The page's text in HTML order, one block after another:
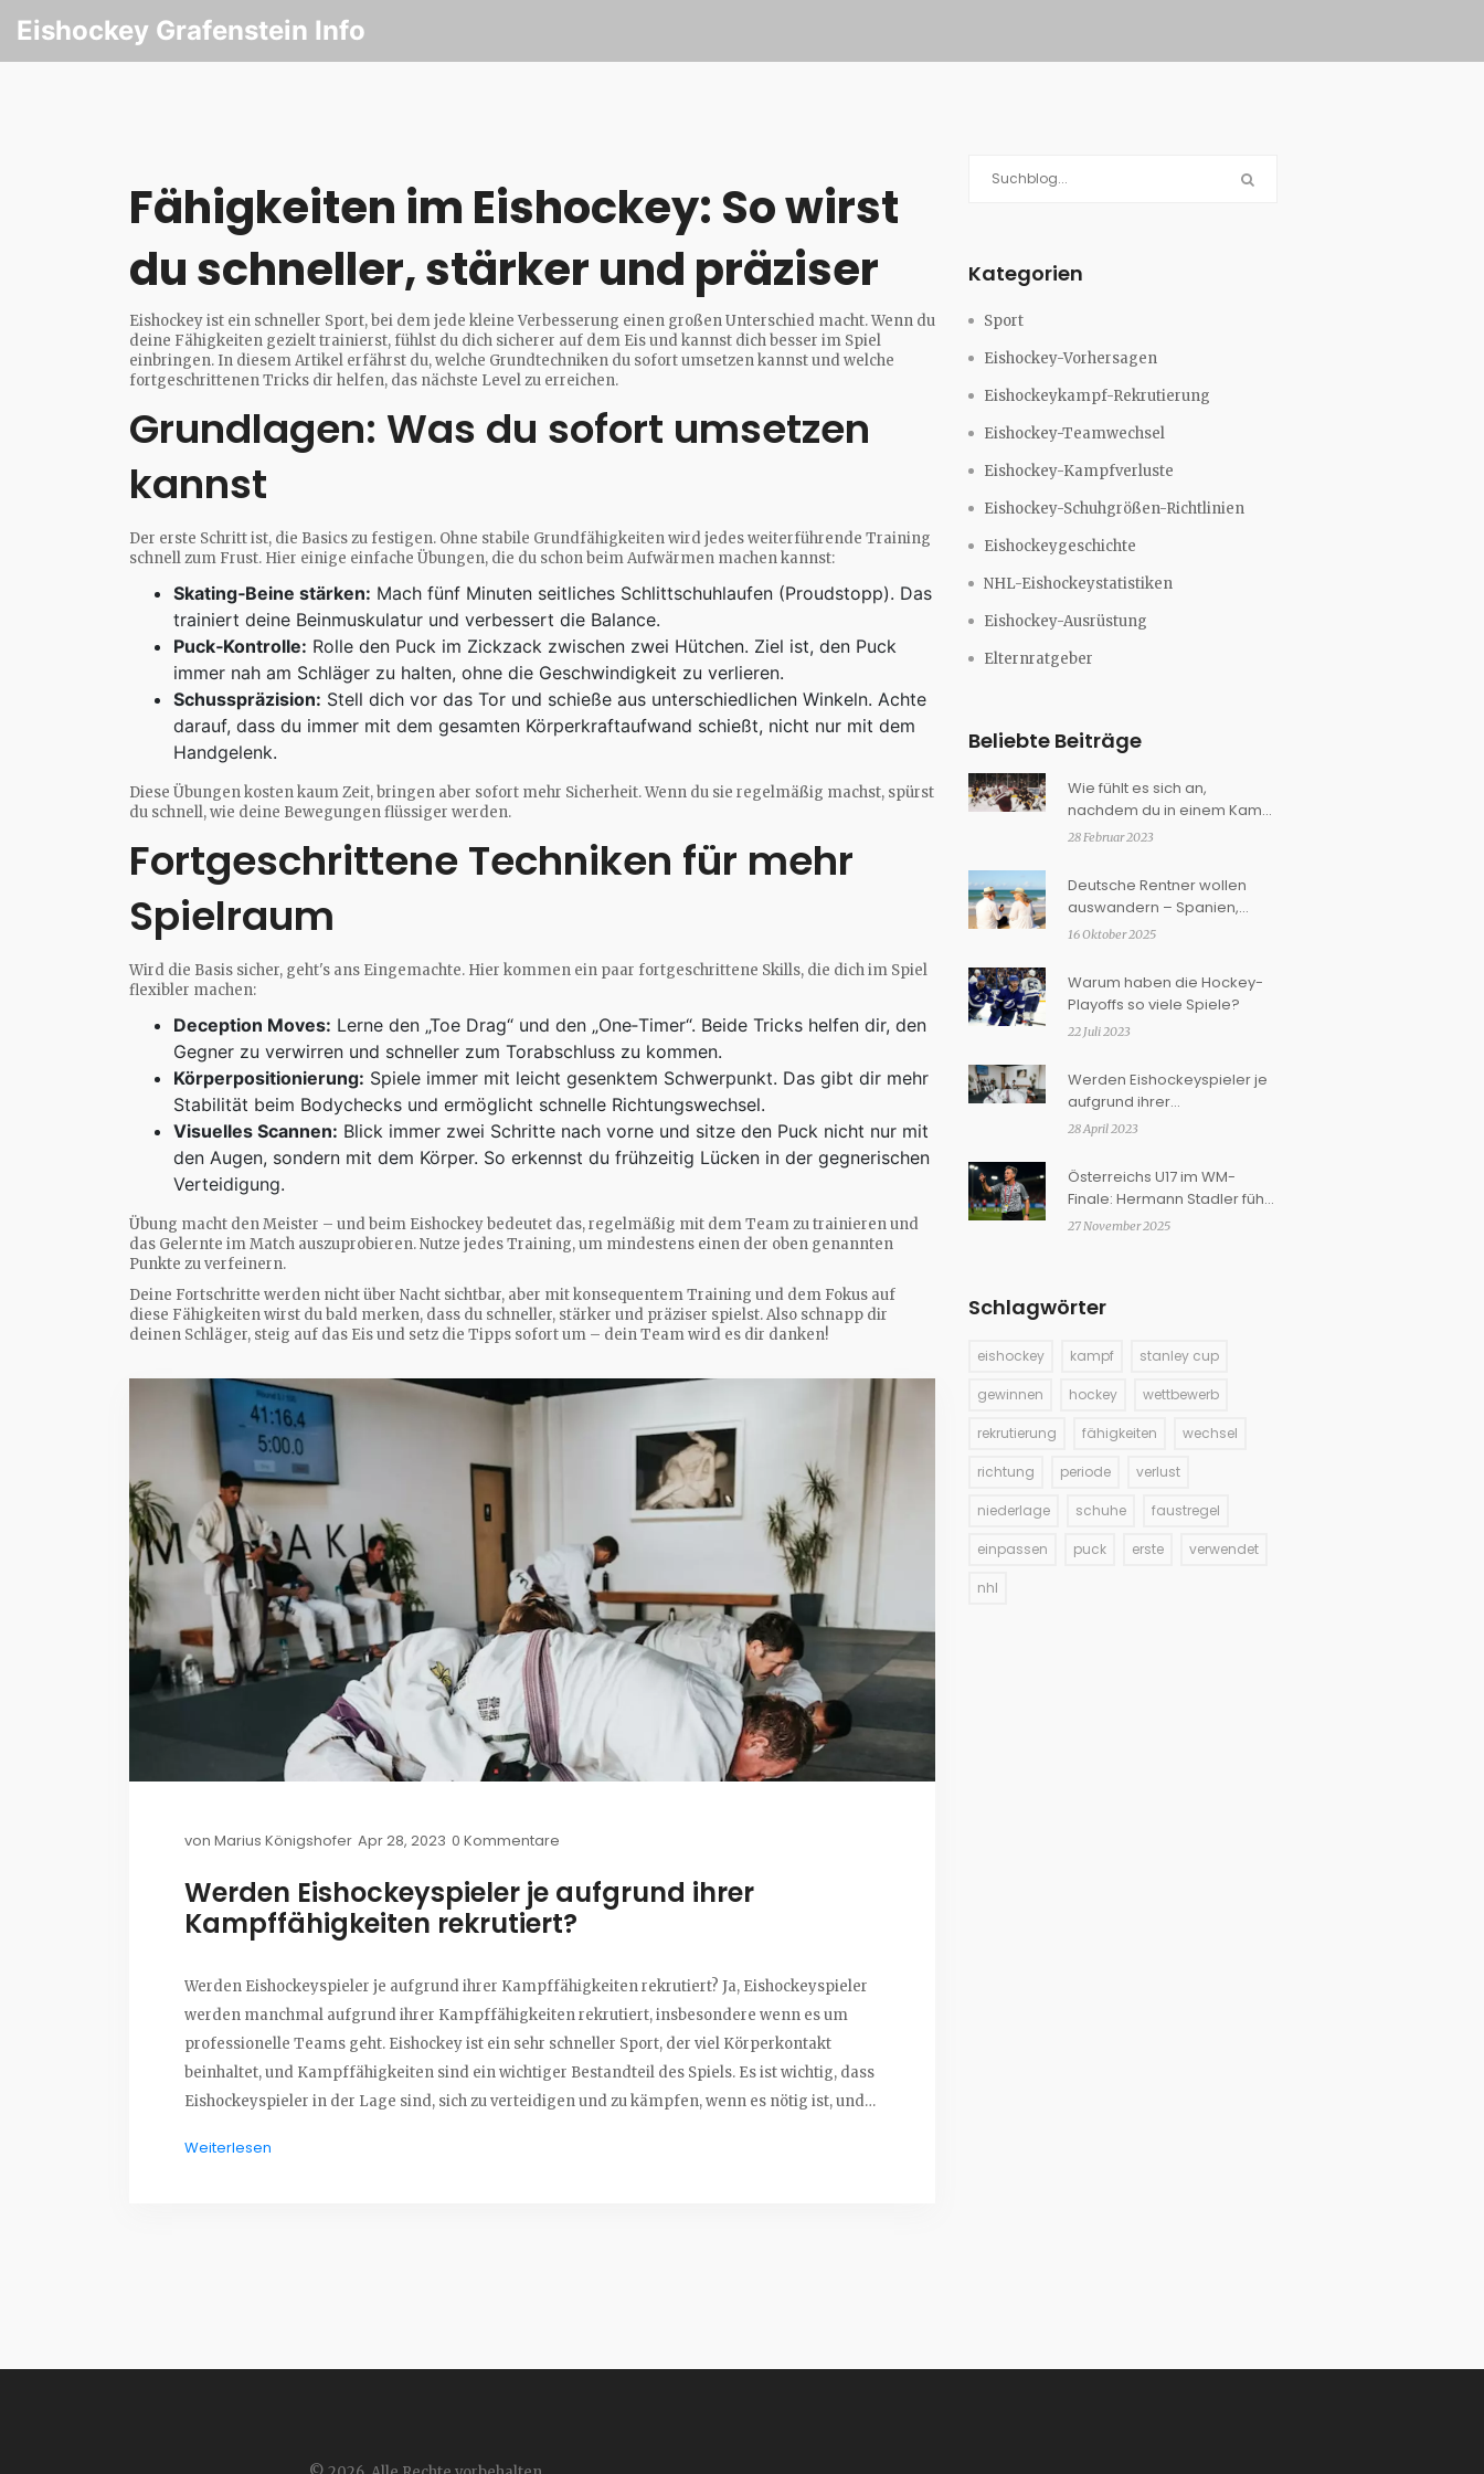
Eishockey Grafenstein Info
Fähigkeiten im Eishockey: So wirst
du schneller, stärker und präziser
Eishockey ist ein schneller Sport, bei dem jede kleine Verbesserung einen großen Unterschied macht. Wenn du
deine Fähigkeiten gezielt trainierst, fühlst du dich sicherer auf dem Eis und kannst dich besser im Spiel
einbringen. In diesem Artikel erfährst du, welche Grundtechniken du sofort umsetzen kannst und welche
fortgeschrittenen Tricks dir helfen, das nächste Level zu erreichen.
Grundlagen: Was du sofort umsetzen
kannst
Der erste Schritt ist, die Basics zu festigen. Ohne stabile Grundfähigkeiten wird jedes weiterführende Training
schnell zum Frust. Hier einige einfache Übungen, die du schon beim Aufwärmen machen kannst:
Skating‑Beine stärken: Mach fünf Minuten seitliches Schlittschuhlaufen (Proudstopp). Das
trainiert deine Beinmuskulatur und verbessert die Balance.
Puck‑Kontrolle: Rolle den Puck im Zickzack zwischen zwei Hütchen. Ziel ist, den Puck
immer nah am Schläger zu halten, ohne die Geschwindigkeit zu verlieren.
Schusspräzision: Stell dich vor das Tor und schieße aus unterschiedlichen Winkeln. Achte
darauf, dass du immer mit dem gesamten Körperkraftaufwand schießt, nicht nur mit dem
Handgelenk.
Diese Übungen kosten kaum Zeit, bringen aber sofort mehr Sicherheit. Wenn du sie regelmäßig machst, spürst
du schnell, wie deine Bewegungen flüssiger werden.
Fortgeschrittene Techniken für mehr
Spielraum
Wird die Basis sicher, geht's ans Eingemachte. Hier kommen ein paar fortgeschrittene Skills, die dich im Spiel
flexibler machen:
Deception Moves: Lerne den „Toe Drag“ und den „One‑Timer“. Beide Tricks helfen dir, den
Gegner zu verwirren und schneller zum Torabschluss zu kommen.
Körperpositionierung: Spiele immer mit leicht gesenktem Schwerpunkt. Das gibt dir mehr
Stabilität beim Bodychecks und ermöglicht schnelle Richtungswechsel.
Visuelles Scannen: Blick immer zwei Schritte nach vorne und sitze den Puck nicht nur mit
den Augen, sondern mit dem Körper. So erkennst du frühzeitig Lücken in der gegnerischen
Verteidigung.
Übung macht den Meister – und beim Eishockey bedeutet das, regelmäßig mit dem Team zu trainieren und
das Gelernte im Match auszuprobieren. Nutze jedes Training, um mindestens einen der oben genannten
Punkte zu verfeinern.
Deine Fortschritte werden nicht über Nacht sichtbar, aber mit konsequentem Training und dem Fokus auf
diese Fähigkeiten wirst du bald merken, dass du schneller, stärker und präziser spielst. Also schnapp dir
deinen Schläger, steig auf das Eis und setz die Tipps sofort um – dein Team wird es dir danken!
von Marius Königshofer Apr 28, 2023 0 Kommentare
Werden Eishockeyspieler je aufgrund ihrer
Kampffähigkeiten rekrutiert?
Werden Eishockeyspieler je aufgrund ihrer Kampffähigkeiten rekrutiert? Ja, Eishockeyspieler
werden manchmal aufgrund ihrer Kampffähigkeiten rekrutiert, insbesondere wenn es um
professionelle Teams geht. Eishockey ist ein sehr schneller Sport, der viel Körperkontakt
beinhaltet, und Kampffähigkeiten sind ein wichtiger Bestandteil des Spiels. Es ist wichtig, dass
Eishockeyspieler in der Lage sind, sich zu verteidigen und zu kämpfen, wenn es nötig ist, und
ein Gespür für Strategie und ein Verständnis des Spiels haben, um erfolgreich zu sein.
Weiterlesen
Kategorien
Sport
Eishockey-Vorhersagen
Eishockeykampf-Rekrutierung
Eishockey-Teamwechsel
Eishockey-Kampfverluste
Eishockey-Schuhgrößen-Richtlinien
Eishockeygeschichte
NHL-Eishockeystatistiken
Eishockey-Ausrüstung
Elternratgeber
Beliebte Beiträge
Wie fühlt es sich an,
nachdem du in einem Kampf
im Eishockey verloren hast?
28 Februar 2023
Deutsche Rentner wollen
auswandern – Spanien,
Ungarn & Co. tops
16 Oktober 2025
Warum haben die Hockey-
Playoffs so viele Spiele?
22 Juli 2023
Werden Eishockeyspieler je
aufgrund ihrer
Kampffähigkeiten rekrutiert?
28 April 2023
Österreichs U17 im WM-
Finale: Hermann Stadler führt
Team zu historischem
27 November 2025
Schlagwörter
eishockey kampf stanley cup
gewinnen hockey wettbewerb
rekrutierung fähigkeiten wechsel
richtung periode verlust
niederlage schuhe faustregel
einpassen puck erste verwendet
nhl